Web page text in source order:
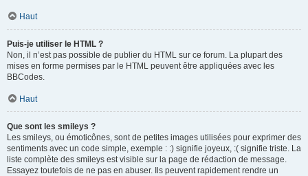
Haut
Puis-je utiliser le HTML ?
Non, il n’est pas possible de publier du HTML sur ce forum. La plupart des
mises en forme permises par le HTML peuvent être appliquées avec les
BBCodes.
Haut
Que sont les smileys ?
Les smileys, ou émoticônes, sont de petites images utilisées pour exprimer des
sentiments avec un code simple, exemple : :) signifie joyeux, :( signifie triste. La
liste complète des smileys est visible sur la page de rédaction de message.
Essayez toutefois de ne pas en abuser. Ils peuvent rapidement rendre un